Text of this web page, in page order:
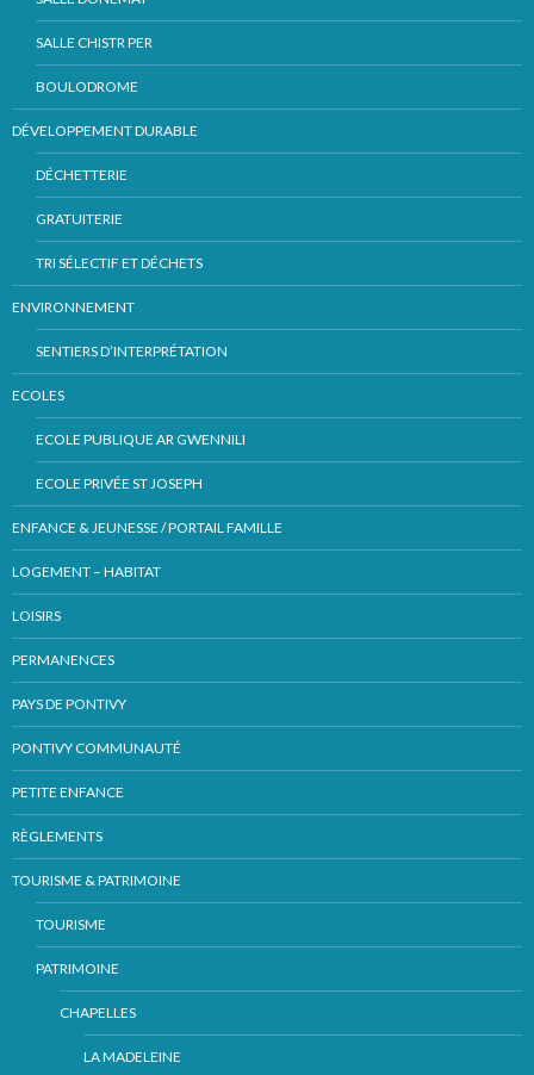
SALLE CHISTR PER
BOULODROME
DÉVELOPPEMENT DURABLE
DÉCHETTERIE
GRATUITERIE
TRI SÉLECTIF ET DÉCHETS
ENVIRONNEMENT
SENTIERS D’INTERPRÉTATION
ECOLES
ECOLE PUBLIQUE AR GWENNILI
ECOLE PRIVÉE ST JOSEPH
ENFANCE & JEUNESSE / PORTAIL FAMILLE
LOGEMENT – HABITAT
LOISIRS
PERMANENCES
PAYS DE PONTIVY
PONTIVY COMMUNAUTÉ
PETITE ENFANCE
RÈGLEMENTS
TOURISME & PATRIMOINE
TOURISME
PATRIMOINE
CHAPELLES
LA MADELEINE